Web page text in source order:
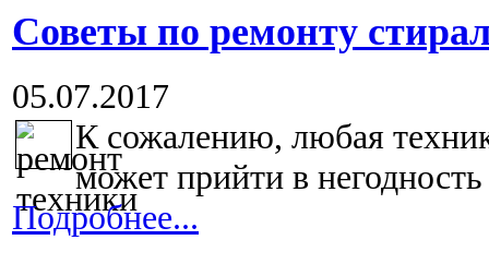
Советы по ремонту
05.07.2017
К сожалению, любая
может прийти в
Подробнее...